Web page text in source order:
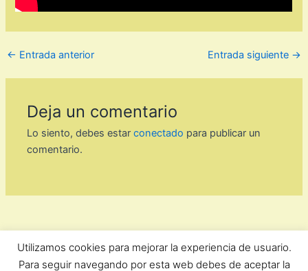
← Entrada anterior Entrada siguiente →
Deja un comentario
Lo siento, debes estarconectado para publicar un
comentario.
ForoComprasOnline Copyright © 2026 | Privacidad
Utilizamos cookies para mejorar la experiencia de usuario.
Para seguir navegando por esta web debes de aceptar la